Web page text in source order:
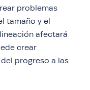
problemas
tamaño y el
afectará
crear
progreso a las